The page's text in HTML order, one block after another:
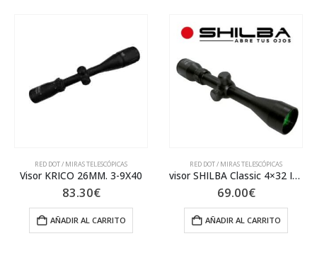
TELESCÓPICAS
26MM. 3-9X40
AL CARRITO
RED DOT / MIRAS TELESCÓPICAS
visor SHILBA Classic 4×32 IRG
AÑADIR AL CARRITO
RED DOT /